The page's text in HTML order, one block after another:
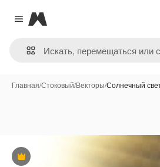
Close menu
Magnific
Главная/Стоковый/Векторы/Солнечный
Премиум